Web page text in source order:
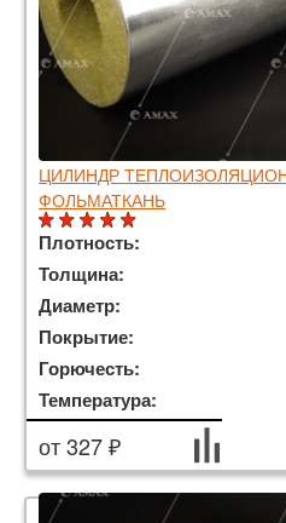
ЦИЛИНДР
ФОЛЬМАТКАНЬ
Плотность:
Толщина:
Диаметр:
Покрытие:
Горючесть:
Температура:
от 327 ₽